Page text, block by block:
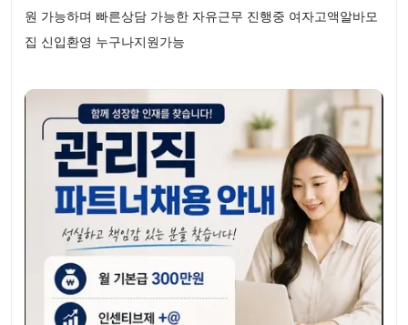
원 가능하며 빠른상담 가능한 자유근무 진행중 여자고액알바모
집 신입환영 누구나지원가능